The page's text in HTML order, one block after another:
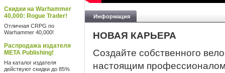
Скидки на Warhammer
40,000: Rogue Trader!
Отличная CRPG по
Warhammer 40,000!
Распродажа издателя
META Publishing!
На каталог издателя
действуют скидки до 85%
Информация
НОВАЯ КАРЬЕРА
Создайте собственного
настоящим